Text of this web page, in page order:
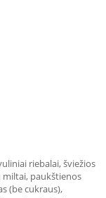
riebalai, šviežios
miltai, paukštienos
(be cukraus),